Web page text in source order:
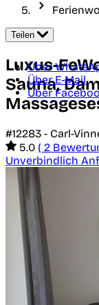
Teilen
Über
Über E-Mail
Über
Luxus-
Sauna,
#12283 - Carl-
5.0 ( 2
Unverbindlich